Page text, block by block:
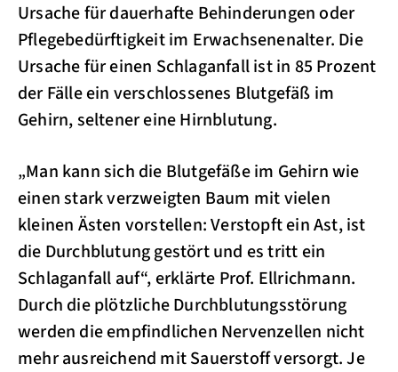
Ursache für dauerhafte Behinderungen oder
Pflegebedürftigkeit im Erwachsenenalter. Die
Ursache für einen Schlaganfall ist in 85 Prozent
der Fälle ein verschlossenes Blutgefäß im
Gehirn, seltener eine Hirnblutung.
„Man kann sich die Blutgefäße im Gehirn wie
einen stark verzweigten Baum mit vielen
kleinen Ästen vorstellen: Verstopft ein Ast, ist
die Durchblutung gestört und es tritt ein
Schlaganfall auf“, erklärte Prof. Ellrichmann.
Durch die plötzliche Durchblutungsstörung
werden die empfindlichen Nervenzellen nicht
mehr ausreichend mit Sauerstoff versorgt. Je